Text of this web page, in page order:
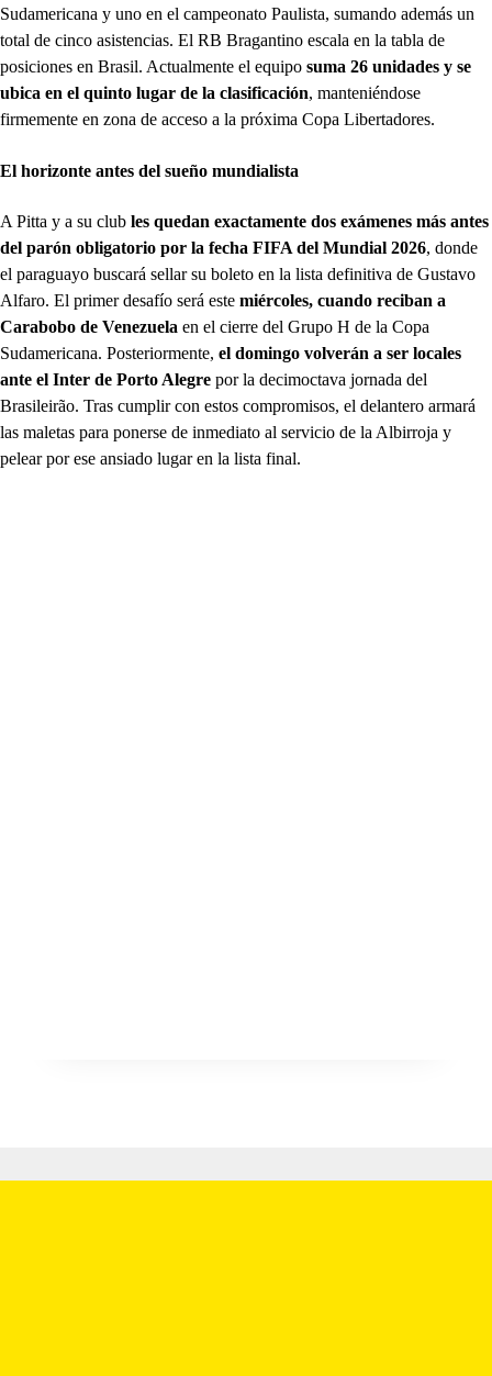
Sudamericana y uno en el campeonato Paulista, sumando además un
total de cinco asistencias. El RB Bragantino escala en la tabla de
posiciones en Brasil. Actualmente el equipo suma 26 unidades y se
ubica en el quinto lugar de la clasificación, manteniéndose
firmemente en zona de acceso a la próxima Copa Libertadores.
El horizonte antes del sueño mundialista
A Pitta y a su club les quedan exactamente dos exámenes más antes
del parón obligatorio por la fecha FIFA del Mundial 2026, donde
el paraguayo buscará sellar su boleto en la lista definitiva de Gustavo
Alfaro. El primer desafío será este miércoles, cuando reciban a
Carabobo de Venezuela en el cierre del Grupo H de la Copa
Sudamericana. Posteriormente, el domingo volverán a ser locales
ante el Inter de Porto Alegre por la decimoctava jornada del
Brasileirão. Tras cumplir con estos compromisos, el delantero armará
las maletas para ponerse de inmediato al servicio de la Albirroja y
pelear por ese ansiado lugar en la lista final.